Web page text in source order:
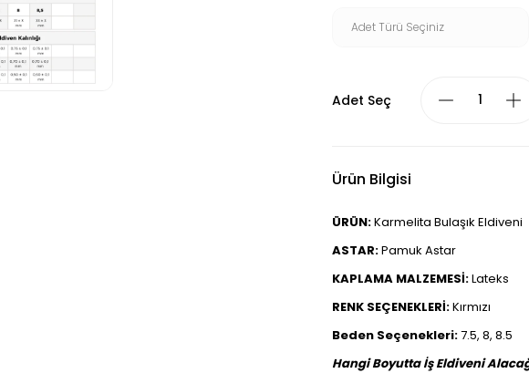
Adet Seç
Ürün Bilgisi
ÜRÜN:Karmelita Bulaşık Eldiveni
ASTAR:Pamuk Astar
KAPLAMA MALZEMESİ:Lateks
RENK SEÇENEKLERİ:Kırmızı
Beden Seçenekleri:7.5, 8, 8.5
Hangi Boyutta İş Eldiveni